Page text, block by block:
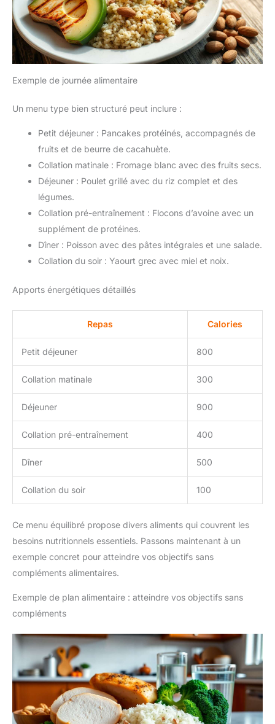
Exemple de journée alimentaire
Un menu type bien structuré peut inclure :
Petit déjeuner : Pancakes protéinés, accompagnés de
fruits et de beurre de cacahuète.
Collation matinale : Fromage blanc avec des fruits secs.
Déjeuner : Poulet grillé avec du riz complet et des
légumes.
Collation pré-entraînement : Flocons d’avoine avec un
supplément de protéines.
Dîner : Poisson avec des pâtes intégrales et une salade.
Collation du soir : Yaourt grec avec miel et noix.
Apports énergétiques détaillés
Repas Calories
Petit déjeuner 800
Collation matinale 300
Déjeuner 900
Collation pré-entraînement 400
Dîner 500
Collation du soir 100
Ce menu équilibré propose divers aliments qui couvrent les
besoins nutritionnels essentiels. Passons maintenant à un
exemple concret pour atteindre vos objectifs sans
compléments alimentaires.
Exemple de plan alimentaire : atteindre vos objectifs sans
compléments